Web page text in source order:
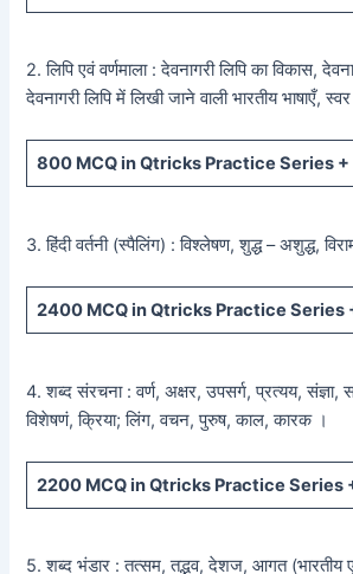
2. लिपि एवं वर्णमाला : देवनागरी लिपि का विकास,
देवनागरी लिपि में लिखी जाने वाली भारतीय भाषाएँ,
800 MCQ in Qtricks Practice Series +
3. हिंदी वर्तनी (स्पैलिंग) : विश्लेषण, शुद्ध – अशुद्ध,
2400 MCQ in Qtricks Practice Series
4. शब्द संरचना : वर्ण, अक्षर, उपसर्ग, प्रत्यय, संज्ञा,
विशेषणं, क्रिया; लिंग, वचन, पुरुष, काल, कारक ।
2200 MCQ in Qtricks Practice Series
5. शब्द भंडार : तत्सम, तद्भव, देशज, आगत (भारतीय